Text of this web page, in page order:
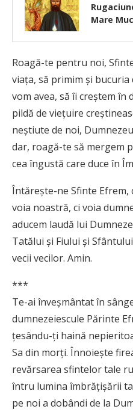
Mare
Roagă-te pentru noi,
viaţa, să primim şi bucuria
vom avea, să îi creştem
pildă de vieţuire
neştiute de noi,
dar, roagă-te să mergem
cea îngustă care duce în
Întăreşte-ne Sfinte Efrem,
voia noastră, ci voia
aducem laudă lui
Tatălui şi Fiului şi
vecii vecilor. Amin.
***
Te-ai înveşmântat în
dumnezeiescule Părinte
ţesându-ţi haină
Sa din morţi. Înnoieşte
revărsarea sfintelor tale
întru lumina îmbrăţişării
pe noi a dobândi de la